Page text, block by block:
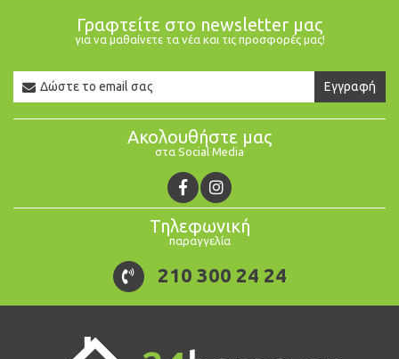
Γραφτείτε στο newsletter μας
για να μαθαίνετε τα νέα και τις προσφορές μας!
Newsletter
Email
Εγγραφή
Ακολουθήστε μας
στα Social Media
Τηλεφωνική
παραγγελία
210 300 24 24